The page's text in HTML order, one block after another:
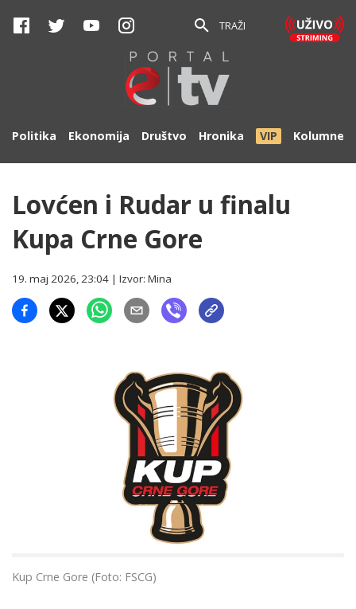
TRAŽI
Politika Ekonomija Društvo Hronika VIP Kolumne
Lovćen i Rudar u finalu
Kupa Crne Gore
19. maj 2026, 23:04 | Izvor: Mina
Kup Crne Gore (Foto: FSCG)